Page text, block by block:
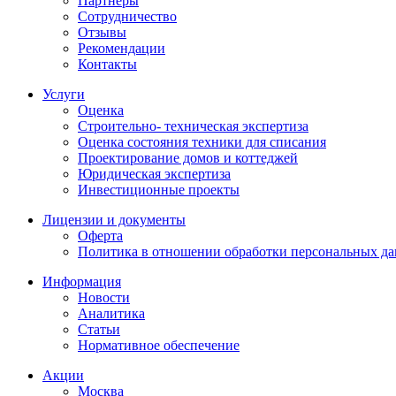
Сотрудничество
Отзывы
Рекомендации
Контакты
Услуги
Оценка
Строительно- техническая экспертиза
Оценка состояния техники для списания
Проектирование домов и коттеджей
Юридическая экспертиза
Инвестиционные проекты
Лицензии и документы
Оферта
Политика в отношении обработки персональных
Информация
Новости
Аналитика
Статьи
Нормативное обеспечение
Акции
Москва